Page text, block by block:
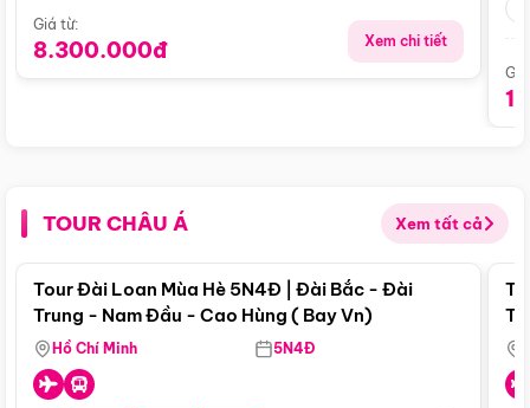
Giá từ:
8.300.000đ Xem chi tiết
TOUR CHÂU Á Xem tất cả
Điểm nổi bật
Tour Đài Loan Mùa Hè 5N4Đ | Đài Bắc - Đài
Trung - Nam Đầu - Cao Hùng ( Bay Vn)
Hồ Chí Minh 5N4Đ